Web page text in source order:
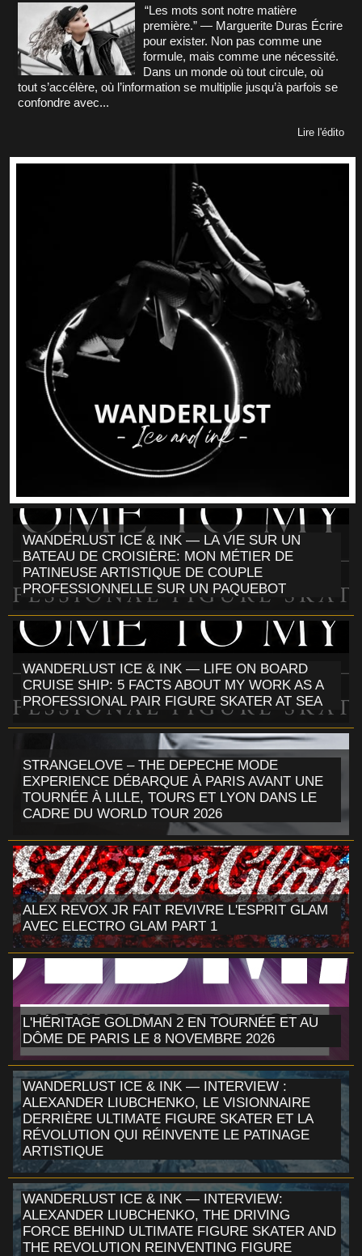
“Les mots sont notre matière
première.” — Marguerite Duras Écrire
pour exister. Non pas comme une
formule, mais comme une nécessité.
Dans un monde où tout circule, où
tout s’accélère, où l’information se multiplie jusqu’à parfois se
confondre avec...
Lire l'édito
WANDERLUST ICE & INK — LA VIE SUR UN
BATEAU DE CROISIÈRE: MON MÉTIER DE
PATINEUSE ARTISTIQUE DE COUPLE
PROFESSIONNELLE SUR UN PAQUEBOT
WANDERLUST ICE & INK — LIFE ON BOARD
CRUISE SHIP: 5 FACTS ABOUT MY WORK AS A
PROFESSIONAL PAIR FIGURE SKATER AT SEA
STRANGELOVE – THE DEPECHE MODE
EXPERIENCE DÉBARQUE À PARIS AVANT UNE
TOURNÉE À LILLE, TOURS ET LYON DANS LE
CADRE DU WORLD TOUR 2026
ALEX REVOX JR FAIT REVIVRE L'ESPRIT GLAM
AVEC ELECTRO GLAM PART 1
L'HÉRITAGE GOLDMAN 2 EN TOURNÉE ET AU
DÔME DE PARIS LE 8 NOVEMBRE 2026
WANDERLUST ICE & INK — INTERVIEW :
ALEXANDER LIUBCHENKO, LE VISIONNAIRE
DERRIÈRE ULTIMATE FIGURE SKATER ET LA
RÉVOLUTION QUI RÉINVENTE LE PATINAGE
ARTISTIQUE
WANDERLUST ICE & INK — INTERVIEW:
ALEXANDER LIUBCHENKO, THE DRIVING
FORCE BEHIND ULTIMATE FIGURE SKATER AND
THE REVOLUTION REINVENTING FIGURE